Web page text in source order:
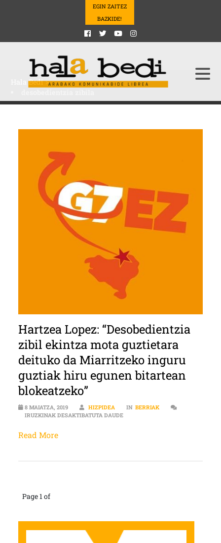
EGIN ZAITEZ
BAZKIDE!
Hala Bedi>
Hartzea Lopez: “Desobedientzia
zibil ekintza mota guztietara
deituko da Miarritzeko inguru
guztiak hiru egunen bitartean
blokeatzeko”
8 MAIATZA, 2019 HIZPIDEA IN BERRIAK
IRUZKINAK DESAKTIBATUTA DAUDEHARTZEA LOPEZ:
Read More
Page 1 of